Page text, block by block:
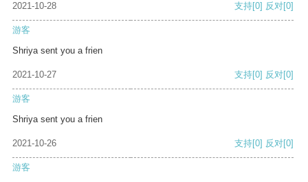
2021-10-28 支持[0] 反对[0]
游客
Shriya sent you a frien
2021-10-27 支持[0] 反对[0]
游客
Shriya sent you a frien
2021-10-26 支持[0] 反对[0]
游客